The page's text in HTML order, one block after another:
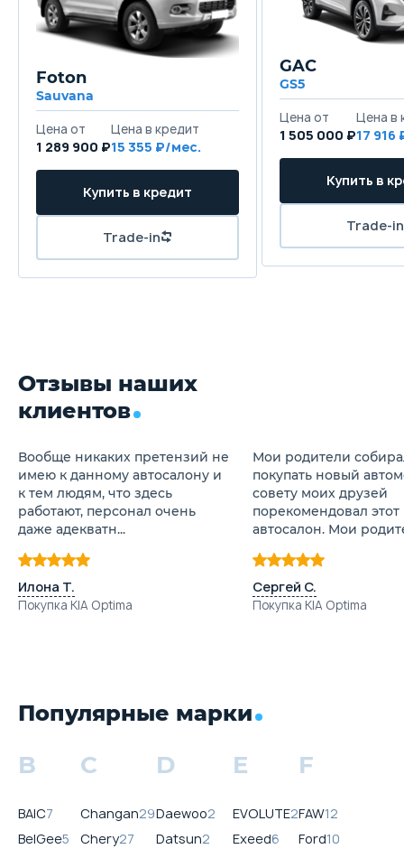
Foton
Sauvana
1 289 900 ₽15 355
GAC
GS5
1 505 000 ₽17 916
Отзывы наших
клиентов
Вообще никаких претензий не
имею к данному автосалону и
к тем людям, что здесь
работают, персонал очень
даже адекватн...
Илона Т.
Покупка KIA Optima
Мои родители
покупать новый
совету моих друзей
порекомендовал этот
автосалон. Мои
Сергей С.
Покупка KIA Optima
Популярные марки
B
BAIC7
BelGee5
C
Changan29
Chery27
D
Daewoo2
Datsun2
E
EVOLUTE2
Exeed6
F
FAW12
Ford10